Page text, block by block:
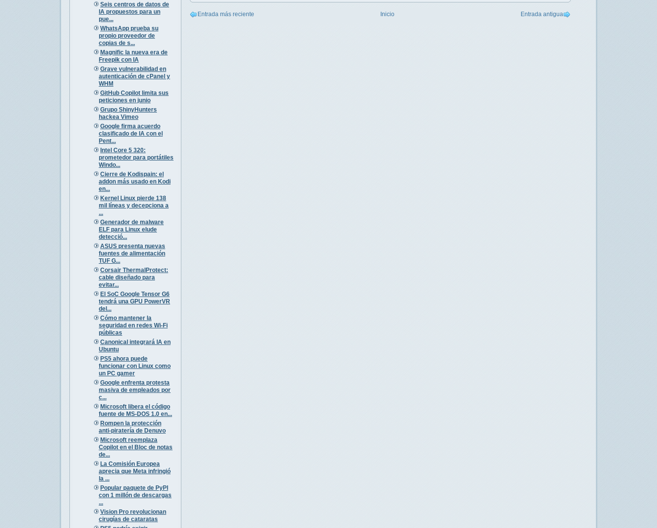
Seis centros de datos de
IA propuestos para un
pue...
WhatsApp prueba su
propio proveedor de
copias de s...
Magnific la nueva era de
Freepik con IA
Grave vulnerabilidad en
autenticación de cPanel y
WHM
GitHub Copilot limita sus
peticiones en junio
Grupo ShinyHunters
hackea Vimeo
Google firma acuerdo
clasificado de IA con el
Pent...
Intel Core 5 320:
prometedor para portátiles
Windo...
Cierre de Kodispain: el
addon más usado en Kodi
en...
Kernel Linux pierde 138
mil líneas y decepciona a
...
Generador de malware
ELF para Linux elude
detecció...
ASUS presenta nuevas
fuentes de alimentación
TUF G...
Corsair ThermalProtect:
cable diseñado para
evitar...
El SoC Google Tensor G6
tendrá una GPU PowerVR
del...
Cómo mantener la
seguridad en redes Wi-Fi
públicas
Canonical integrará IA en
Ubuntu
PS5 ahora puede
funcionar con Linux como
un PC gamer
Google enfrenta protesta
masiva de empleados por
c...
Microsoft libera el código
fuente de MS-DOS 1.0 en...
Rompen la protección
anti-piratería de Denuvo
Microsoft reemplaza
Copilot en el Bloc de notas
de...
La Comisión Europea
aprecia que Meta infringió
la ...
Popular paquete de PyPI
con 1 millón de descargas
...
Vision Pro revolucionan
cirugías de cataratas
Entrada más reciente Entrada antigua
Inicio